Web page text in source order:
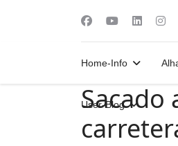
Home-Info
User-Blog
Sacado